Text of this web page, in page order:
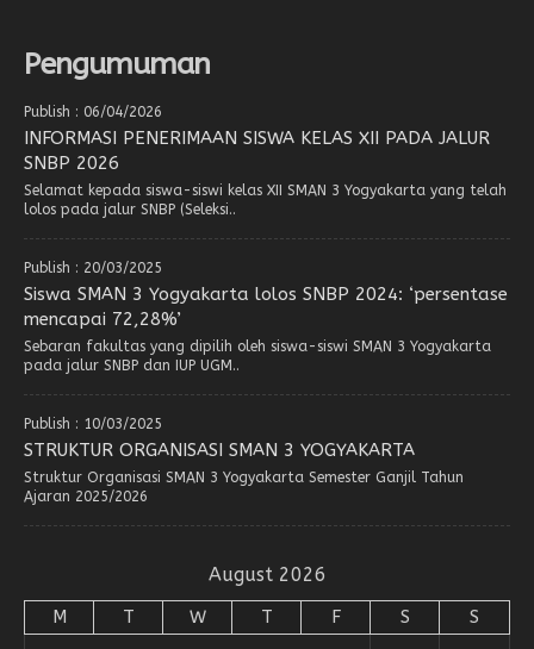
Pengumuman
Publish : 06/04/2026
INFORMASI PENERIMAAN SISWA KELAS XII PADA JALUR
SNBP 2026
Selamat kepada siswa-siswi kelas XII SMAN 3 Yogyakarta yang telah
lolos pada jalur SNBP (Seleksi..
Publish : 20/03/2025
Siswa SMAN 3 Yogyakarta lolos SNBP 2024: ‘persentase
mencapai 72,28%’
Sebaran fakultas yang dipilih oleh siswa-siswi SMAN 3 Yogyakarta
pada jalur SNBP dan IUP UGM..
Publish : 10/03/2025
STRUKTUR ORGANISASI SMAN 3 YOGYAKARTA
Struktur Organisasi SMAN 3 Yogyakarta Semester Ganjil Tahun
Ajaran 2025/2026
August 2026
M T W T F S S